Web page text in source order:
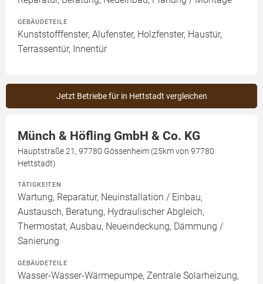
GEBÄUDETEILE
Kunststofffenster, Alufenster, Holzfenster, Haustür,
Terrassentür, Innentür
Jetzt Betriebe für in Hettstadt vergleichen
Münch & Höfling GmbH & Co. KG
Hauptstraße 21, 97780 Gössenheim (25km von 97780
Hettstadt)
TÄTIGKEITEN
Wartung, Reparatur, Neuinstallation / Einbau,
Austausch, Beratung, Hydraulischer Abgleich,
Thermostat, Ausbau, Neueindeckung, Dämmung /
Sanierung
GEBÄUDETEILE
Wasser-Wasser-Wärmepumpe, Zentrale Solarheizung,